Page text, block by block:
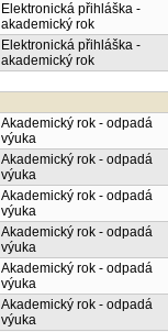
Elektronická přihláška -
akademický rok
Elektronická přihláška -
akademický rok
Akademický rok - odpadá
výuka
Akademický rok - odpadá
výuka
Akademický rok - odpadá
výuka
Akademický rok - odpadá
výuka
Akademický rok - odpadá
výuka
Akademický rok - odpadá
výuka